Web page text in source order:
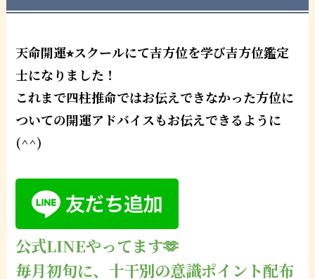
天命開運⭐︎スクールにて吉方位を学び吉方位鑑定
士になりました！
これまで四柱推命ではお伝えできなかった方位に
ついての開運アドバイスもお伝えできるように
(^^)
公式LINEやってます🫶
毎月初旬に、十干別の意識ポイント配布